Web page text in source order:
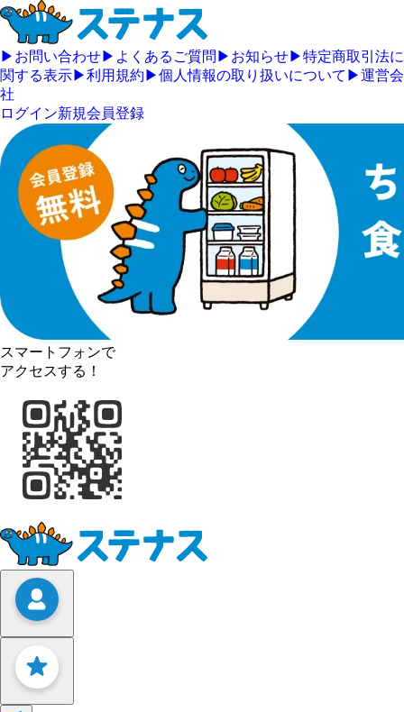
▶ お問い合わせ▶ よくあるご質問 ▶ お知らせ▶特定商取引法に
関する表示▶利用規約 ▶個人情報の取り扱いについて ▶運営会
社
ログイン新規会員登録
スマートフォンで
アクセスする！
Leaflet